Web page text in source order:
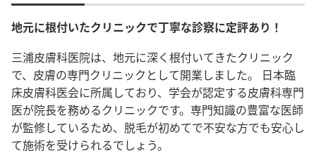
地元に根付いたクリニックで丁寧な診察に定評あり！
三浦皮膚科医院は、地元に深く根付いてきたクリニック
で、皮膚の専門クリニックとして開業しました。 日本臨
床皮膚科医会に所属しており、学会が認定する皮膚科専門
医が院長を務めるクリニックです。専門知識の豊富な医師
が監修しているため、脱毛が初めてで不安な方でも安心し
て施術を受けられるでしょう。